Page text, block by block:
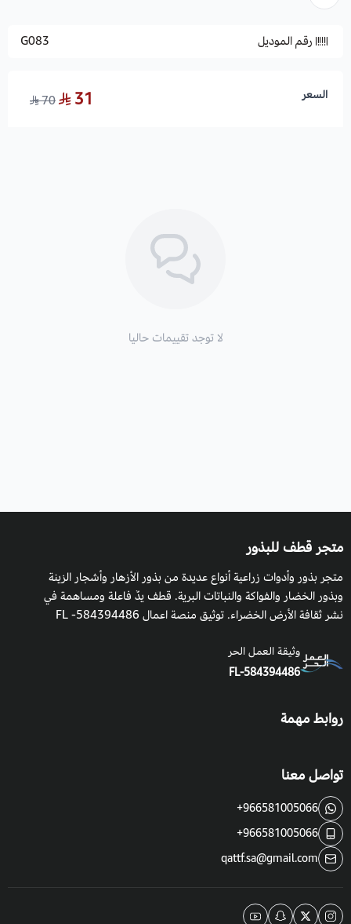
رقم الموديل G083
السعر 31
70
لا توجد تقييمات حاليا
متجر قطف للبذور
متجر بذور وأدوات زراعية أنواع عديدة من بذور الأزهار وأشجار الزينة
وبذور الخضار والفواكة والنباتات البرية. قطف يدٌ فاعلة ومساهمة في
نشر ثقافة الأرض الخضراء. توثيق منصة اعمال 584394486- FL
وثيقة العمل الحر
FL-584394486
روابط مهمة
تواصل معنا
+966581005066
+966581005066
qattf.sa@gmail.com